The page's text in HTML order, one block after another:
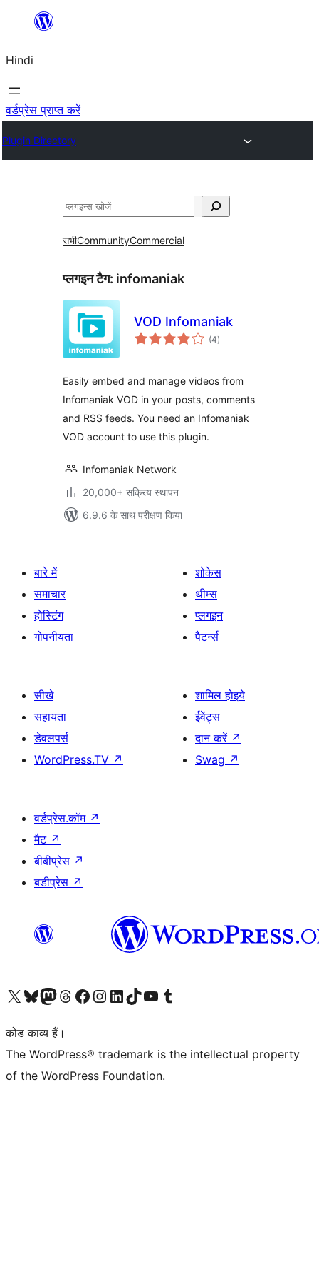
सामग्री
जाएं
Hindi
वर्डप्रेस प्राप्त करें
Plugin Directory
खोजें
सभीCommunityCommercial
प्लगइन टैग: infomaniak
VOD Infomaniak
(4कुल
दर)
Easily embed and manage videos from
Infomaniak VOD in your posts, comments
and RSS feeds. You need an Infomaniak
VOD account to use this plugin.
Infomaniak Network
20,000+ सक्रिय स्थापन
6.9.6 के साथ परीक्षण किया
बारे में
समाचार
होस्टिंग
गोपनीयता
शोकेस
थीम्स
प्लगइन
पैटर्न्स
सीखे
सहायता
डेवलपर्स
WordPress.TV ↗
शामिल होइये
ईवेंट्स
दान करें ↗
Swag ↗
वर्डप्रेस.कॉम ↗
मैट ↗
बीबीप्रेस ↗
बडीप्रेस ↗
Visit our X (formerly Twitter) account
हमारे बलुस्की खाते पर जाएँVisit our Mastodon account
हमारे थ्रेड्स अकाउंट पर जाएंहमारे फेसबुक पेज पर जाएँहमारे इंस्टाग्राम अकाउंट पर जाएंहमारे लिंक्डइन खाते पर जाएँहमारे टिकटॉक खाते पर जाएँहमारे यूट्यूब चैनल पर जाएंहमारे Tumblr खाते पर जाएँ
कोड काव्य हैं।
The WordPress® trademark is the intellectual property
of the WordPress Foundation.